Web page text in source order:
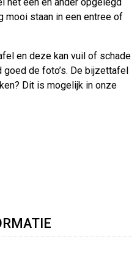
mooi staan in een entree of
en deze kan vuil of schade
de foto’s. De bijzettafel
Dit is mogelijk in onze